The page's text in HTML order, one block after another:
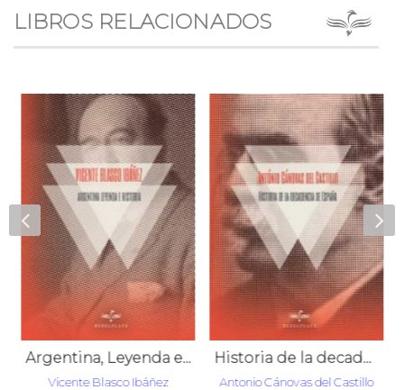
LIBROS RELACIONADOS
Argentina, Leyenda e Historia
Vicente Blasco Ibáñez
Historia de la decadencia de España
Antonio Cánovas del Castillo